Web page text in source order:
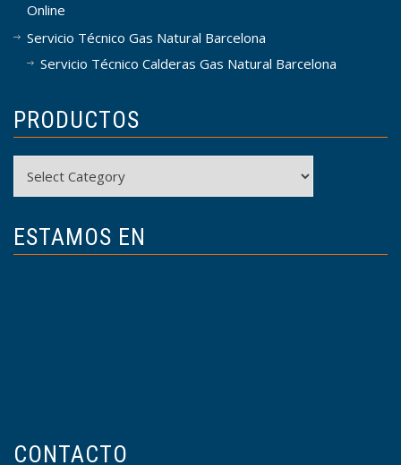
Online
Servicio Técnico Gas Natural Barcelona
Servicio Técnico Calderas Gas Natural Barcelona
PRODUCTOS
ESTAMOS EN
CONTACTO